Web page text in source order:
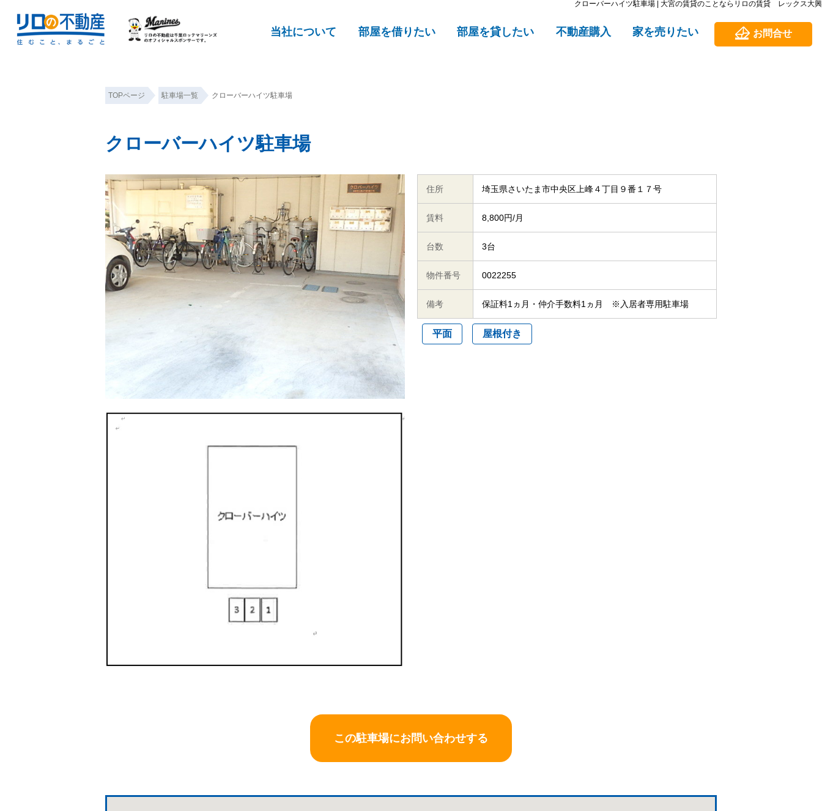
クローバーハイツ駐車場 | 大宮の賃貸のことならリロの賃貸 レックス大興
当社について 部屋を借りたい 部屋を貸したい 不動産購入 家を売りたい お問合せ
TOPページ 駐車場一覧 クローバーハイツ駐車場
クローバーハイツ駐車場
住所 埼玉県さいたま市中央区上峰４丁目９番１７号
賃料 8,800円/月
台数 3台
物件番号 0022255
備考 保証料1ヵ月・仲介手数料1ヵ月 ※入居者専用駐車場
平面 屋根付き
この駐車場にお問い合わせする